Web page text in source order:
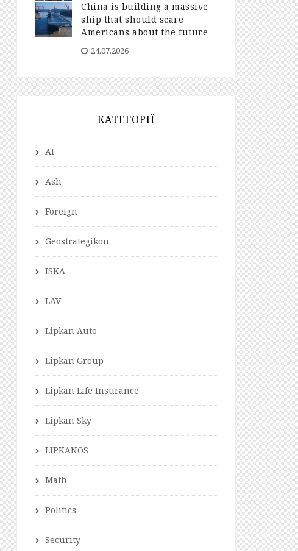
China is building a massive
ship that should scare
Americans about the future
24.07.2026
КАТЕГОРІЇ
AI
Ash
Foreign
Geostrategikon
ISKA
LAV
Lipkan Auto
Lipkan Group
Lipkan Life Insurance
Lipkan Sky
LIPKANOS
Math
Politics
Security